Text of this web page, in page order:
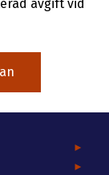
avgift vid